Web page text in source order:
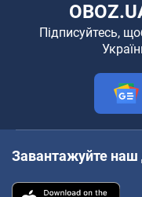
Підписуйтесь,
Завантажуйте наш